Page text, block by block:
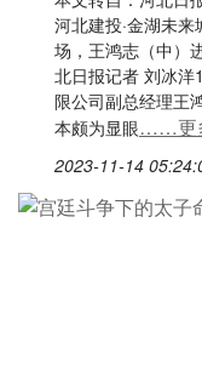
河北建投·金湖未
场，王鸿志（中）
北日报记者 刘冰
限公司副总经理王
本颇为显眼……更
2023-11-14